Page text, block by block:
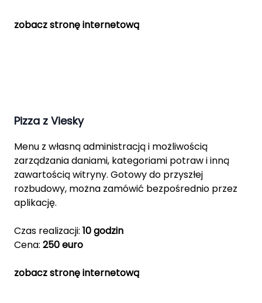
zobacz stronę internetową
Pizza z Viesky
Menu z własną administracją i możliwością
zarządzania daniami, kategoriami potraw i inną
zawartością witryny. Gotowy do przyszłej
rozbudowy, można zamówić bezpośrednio przez
aplikację.
Czas realizacji: 10 godzin
Cena: 250 euro
zobacz stronę internetową